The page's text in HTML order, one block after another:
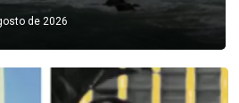
de 2026